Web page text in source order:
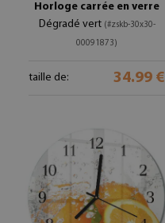
Horloge carrée en verre
Dégradé vert (#zskb-30x30-
00091873)
taille de: 34.99 €